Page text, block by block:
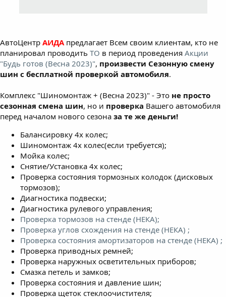
АвтоЦентр АИДА предлагает Всем своим клиентам, кто не
планировал проводить ТО в период проведения Акции
"Будь готов (Весна 2023)", произвести Сезонную смену
шин с бесплатной проверкой автомобиля.
Комплекс "Шиномонтаж + (Весна 2023)" - Это не просто
сезонная смена шин, но и проверка Вашего автомобиля
перед началом нового сезона за те же деньги!
Балансировку 4х колес;
Шиномонтаж 4х колес(если требуется);
Мойка колес;
Снятие/Установка 4х колес;
Проверка состояния тормозных колодок (дисковых
тормозов);
Диагностика подвески;
Диагностика рулевого управления;
Проверка тормозов на стенде (НЕКА);
Проверка углов схождения на стенде (НЕКА) ;
Проверка состояния амортизаторов на стенде (НЕКА) ;
Проверка приводных ремней;
Проверка наружных осветительных приборов;
Смазка петель и замков;
Проверка состояния и давление шин;
Проверка щеток стеклоочистителя;